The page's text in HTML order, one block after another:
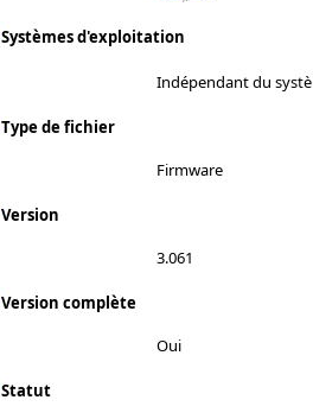
Systèmes d'exploitation
Indépendant du
Type de fichier
Firmware
Version
3.061
Version complète
Oui
Statut